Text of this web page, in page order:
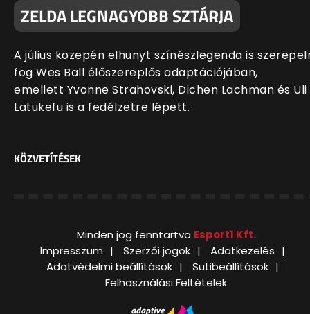
ZELDA LEGNAGYOBB SZTÁRJA
A július közepén elhunyt színészlegenda is
fog Wes Ball élőszereplős adaptációjában,
emellett Yvonne Strahovski, Dichen Lachman és Uli
Latukefu is a fedélzetre lépett.
KÖZVETÍTÉSEK
Minden jog fenntartva Esport1 Kft.
Impresszum
Szerzői jogok
Adatkezelés
Adatvédelmi beállítások
Sütibeállítások
Felhasználási Feltételek